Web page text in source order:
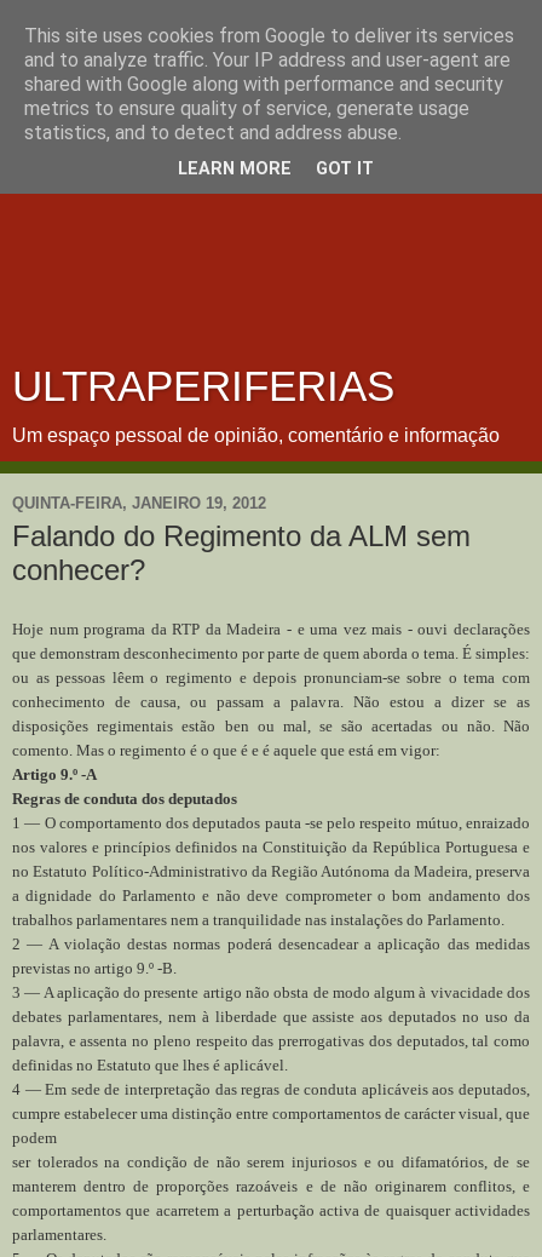
ULTRAPERIFERIAS
Um espaço pessoal de opinião, comentário e informação
QUINTA-FEIRA, JANEIRO 19, 2012
Falando do Regimento da ALM sem
conhecer?
Hoje num programa da RTP da Madeira - e uma vez mais - ouvi declarações
que demonstram desconhecimento por parte de quem aborda o tema. É simples:
ou as pessoas lêem o regimento e depois pronunciam-se sobre o tema com
conhecimento de causa, ou passam a palavra. Não estou a dizer se as
disposições regimentais estão ben ou mal, se são acertadas ou não. Não
comento. Mas o regimento é o que é e é aquele que está em vigor:
Artigo 9.º -A
Regras de conduta dos deputados
1 — O comportamento dos deputados pauta -se pelo respeito mútuo, enraizado
nos valores e princípios definidos na Constituição da República Portuguesa e
no Estatuto Político-Administrativo da Região Autónoma da Madeira, preserva
a dignidade do Parlamento e não deve comprometer o bom andamento dos
trabalhos parlamentares nem a tranquilidade nas instalações do Parlamento.
2 — A violação destas normas poderá desencadear a aplicação das medidas
previstas no artigo 9.º -B.
3 — A aplicação do presente artigo não obsta de modo algum à vivacidade dos
debates parlamentares, nem à liberdade que assiste aos deputados no uso da
palavra, e assenta no pleno respeito das prerrogativas dos deputados, tal como
definidas no Estatuto que lhes é aplicável.
4 — Em sede de interpretação das regras de conduta aplicáveis aos deputados,
cumpre estabelecer uma distinção entre comportamentos de carácter visual, que
podem
ser tolerados na condição de não serem injuriosos e ou difamatórios, de se
manterem dentro de proporções razoáveis e de não originarem conflitos, e
comportamentos que acarretem a perturbação activa de quaisquer actividades
parlamentares.
This site uses cookies from Google to deliver its services
and to analyze traffic. Your IP address and user-agent are
shared with Google along with performance and security
metrics to ensure quality of service, generate usage
statistics, and to detect and address abuse.
LEARN MORE GOT IT